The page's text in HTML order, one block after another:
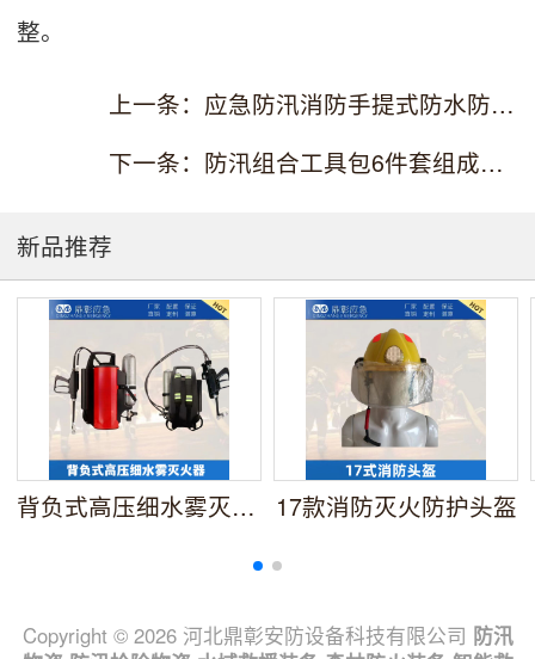
整。
上一条：应急防汛消防手提式防水防爆工作灯规格参数
下一条：防汛组合工具包6件套组成部分
新品推荐
背负式高压细水雾灭火器 17款消防灭火防护头盔
Copyright © 2026 河北鼎彰安防设备科技有限公司 防汛